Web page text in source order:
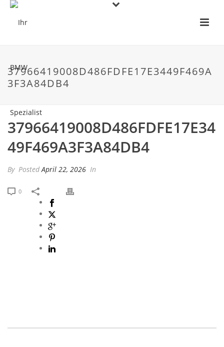
37966419008D486FDFE17E3449F469A
3F3A84DB4
37966419008D486FDFE17E34
49F469A3F3A84DB4
By PostedApril 22, 2026 In
0